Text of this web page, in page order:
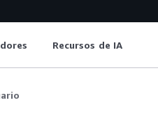
Recursos de IA